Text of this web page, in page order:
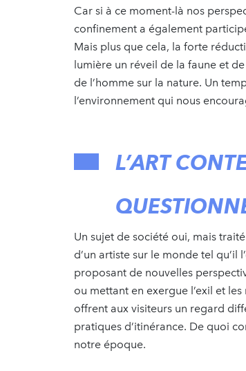
Car si à ce moment-là nos
confinement a également
Mais plus que cela, la forte
lumière un réveil de la faune et
de l’homme sur la nature. Un
l’environnement qui nous
L’ART
Un sujet de société oui, mais
d’un artiste sur le monde tel
proposant de nouvelles
ou mettant en exergue l’exil et
offrent aux visiteurs un regard
pratiques d’itinérance. De quoi
notre époque.